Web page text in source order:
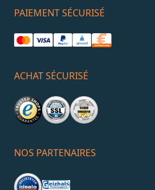
PAIEMENT SÉCURISÉ
ACHAT SÉCURISÉ
NOS PARTENAIRES